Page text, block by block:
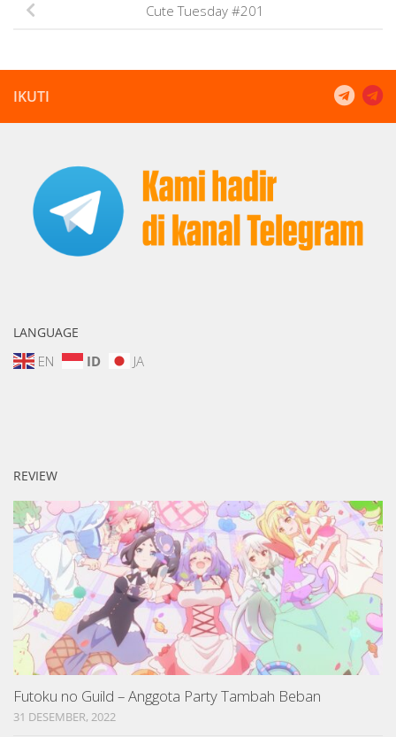
Cute Tuesday #201
IKUTI
LANGUAGE
EN ID JA
REVIEW
Futoku no Guild – Anggota Party Tambah Beban
31 DESEMBER, 2022